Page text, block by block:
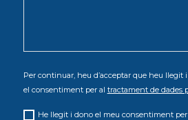
Per continuar, heu d’acceptar que heu llegit
el consentiment per al tractament de dades
He llegit i dono el meu consentiment